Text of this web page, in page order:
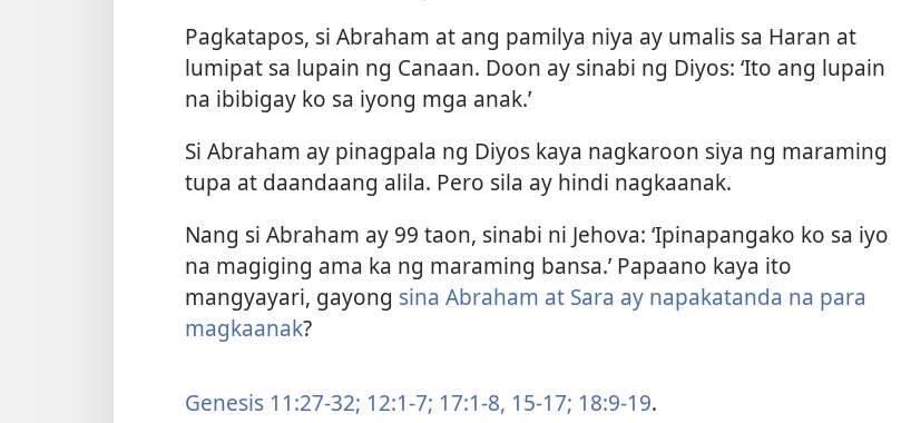
Pagkatapos, si Abraham at ang pamilya niya ay umalis sa Haran at
lumipat sa lupain ng Canaan. Doon ay sinabi ng Diyos: ‘Ito ang lupain
na ibibigay ko sa iyong mga anak.’
Si Abraham ay pinagpala ng Diyos kaya nagkaroon siya ng maraming
tupa at daandaang alila. Pero sila ay hindi nagkaanak.
Nang si Abraham ay 99 taon, sinabi ni Jehova: ‘Ipinapangako ko sa iyo
na magiging ama ka ng maraming bansa.’ Papaano kaya ito
mangyayari, gayong sina Abraham at Sara ay napakatanda na para
magkaanak?
Genesis 11:27-32; 12:1-7; 17:1-8, 15-17; 18:9-19.